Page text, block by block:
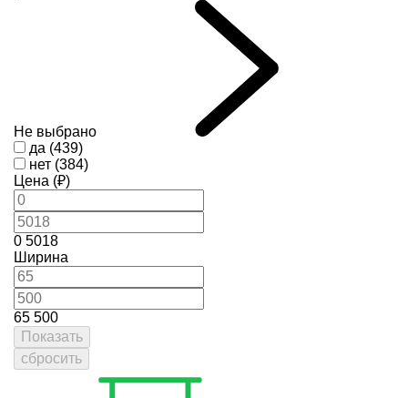
Не выбрано
да (439)
нет (384)
Цена (₽)
0 5018
Ширина
65 500
Показать
сбросить